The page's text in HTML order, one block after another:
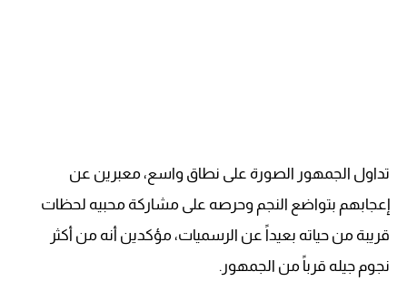
تداول الجمهور الصورة على نطاق واسع، معبرين عن
إعجابهم بتواضع النجم وحرصه على مشاركة محبيه لحظات
قريبة من حياته بعيداً عن الرسميات، مؤكدين أنه من أكثر
نجوم جيله قرباً من الجمهور.